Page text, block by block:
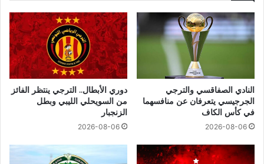
النادي الصفاقسي والترجي
الجرجيسي يتعرفان عن منافسهما
في كأس الكاف
2026-08-06
دوري الأبطال.. الترجي ينتظر الفائز
من السويحلي الليبي وبطل
الزنجبار
2026-08-06